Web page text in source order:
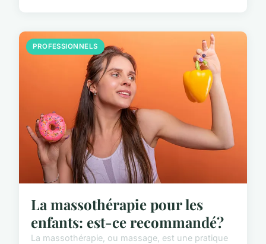
PROFESSIONNELS
La massothérapie pour les
enfants: est-ce recommandé?
La massothérapie, ou massage, est une pratique